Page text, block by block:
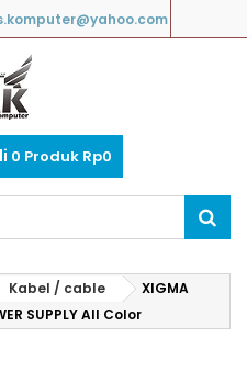
0 Produk Rp‎0
Kabel / cable
XIGMA
SUPPLY All Color